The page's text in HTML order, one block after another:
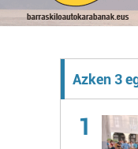
Azken 3
1